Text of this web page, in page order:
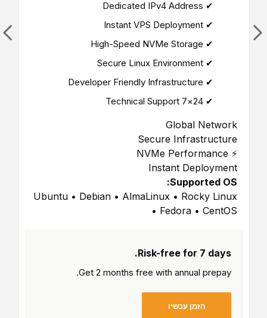
✔ Dedicated IPv4 Address
✔ Instant VPS Deployment
✔ High-Speed NVMe Storage
✔ Secure Linux Environment
✔ Developer Friendly Infrastructure
✔ 24×7 Technical Support
Global Network
Secure Infrastructure
⚡ NVMe Performance
Instant Deployment
Supported OS:
Ubuntu • Debian • AlmaLinux • Rocky Linux
• Fedora • CentOS
Risk-free for 7 days.
Get 2 months free with annual prepay.
הזמן עכשיו